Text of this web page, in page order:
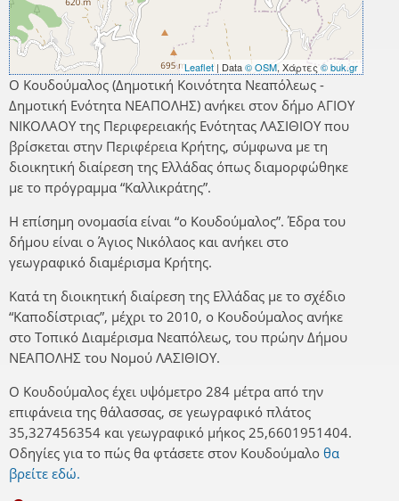
Leaflet| Data© OSM, Χάρτες © buk.gr
Ο Κουδούμαλος (Δημοτική Κοινότητα Νεαπόλεως -
Δημοτική Ενότητα ΝΕΑΠΟΛΗΣ) ανήκει στον δήμο ΑΓΙΟΥ
ΝΙΚΟΛΑΟΥ της Περιφερειακής Ενότητας ΛΑΣΙΘΙΟΥ που
βρίσκεται στην Περιφέρεια Κρήτης, σύμφωνα με τη
διοικητική διαίρεση της Ελλάδας όπως διαμορφώθηκε
με το πρόγραμμα “Καλλικράτης”.
Η επίσημη ονομασία είναι “ο Κουδούμαλος”. Έδρα του
δήμου είναι ο Άγιος Νικόλαος και ανήκει στο
γεωγραφικό διαμέρισμα Κρήτης.
Κατά τη διοικητική διαίρεση της Ελλάδας με το σχέδιο
“Καποδίστριας”, μέχρι το 2010, ο Κουδούμαλος ανήκε
στο Τοπικό Διαμέρισμα Νεαπόλεως, του πρώην Δήμου
ΝΕΑΠΟΛΗΣ του Νομού ΛΑΣΙΘΙΟΥ.
Ο Κουδούμαλος έχει υψόμετρο 284 μέτρα από την
επιφάνεια της θάλασσας, σε γεωγραφικό πλάτος
35,327456354 και γεωγραφικό μήκος 25,6601951404.
Οδηγίες για το πώς θα φτάσετε στον Κουδούμαλο θα
βρείτε εδώ.